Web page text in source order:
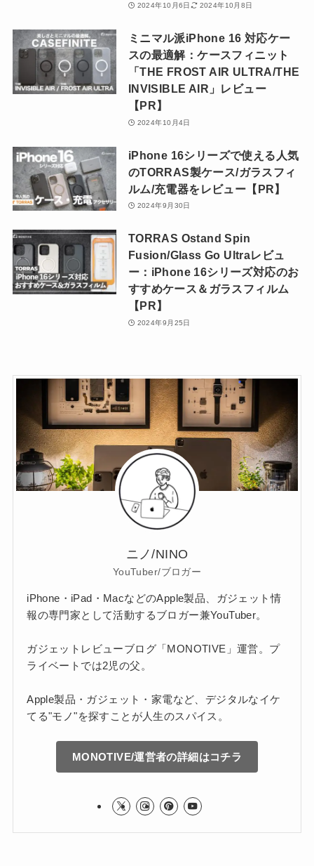
2024年10月6日 2024年10月8日
ミニマル派iPhone 16 対応ケー
スの最適解：ケースフィニット
「THE FROST AIR ULTRA/THE
INVISIBLE AIR」レビュー
【PR】
2024年10月4日
iPhone 16シリーズで使える人気
のTORRAS製ケース/ガラスフィ
ルム/充電器をレビュー【PR】
2024年9月30日
TORRAS Ostand Spin
Fusion/Glass Go Ultraレビュ
ー：iPhone 16シリーズ対応のお
すすめケース＆ガラスフィルム
【PR】
2024年9月25日
ニノ/NINO
YouTuber/ブロガー
iPhone・iPad・MacなどのApple製品、ガジェット情
報の専門家として活動するブロガー兼YouTuber。
ガジェットレビューブログ「MONOTIVE」運営。プ
ライベートでは2児の父。
Apple製品・ガジェット・家電など、デジタルなイケ
てる"モノ"を探すことが人生のスパイス。
MONOTIVE/運営者の詳細はコチラ